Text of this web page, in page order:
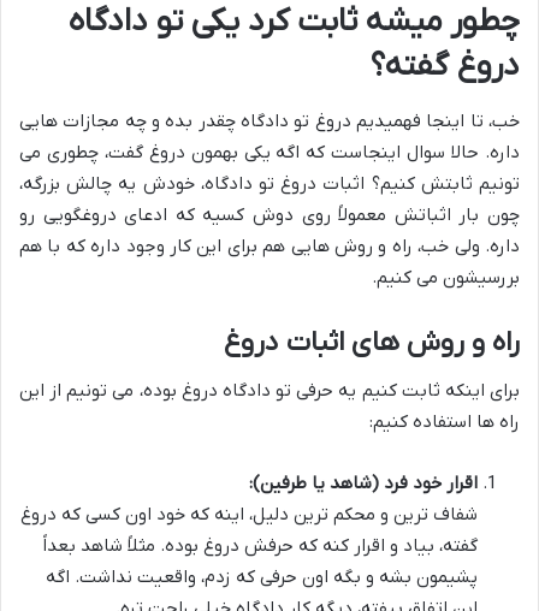
چطور میشه ثابت کرد یکی تو دادگاه
دروغ گفته؟
خب، تا اینجا فهمیدیم دروغ تو دادگاه چقدر بده و چه مجازات هایی
داره. حالا سوال اینجاست که اگه یکی بهمون دروغ گفت، چطوری می
تونیم ثابتش کنیم؟ اثبات دروغ تو دادگاه، خودش یه چالش بزرگه،
چون بار اثباتش معمولاً روی دوش کسیه که ادعای دروغگویی رو
داره. ولی خب، راه و روش هایی هم برای این کار وجود داره که با هم
بررسیشون می کنیم.
راه و روش های اثبات دروغ
برای اینکه ثابت کنیم یه حرفی تو دادگاه دروغ بوده، می تونیم از این
راه ها استفاده کنیم:
اقرار خود فرد (شاهد یا طرفین):
شفاف ترین و محکم ترین دلیل، اینه که خود اون کسی که دروغ
گفته، بیاد و اقرار کنه که حرفش دروغ بوده. مثلاً شاهد بعداً
پشیمون بشه و بگه اون حرفی که زدم، واقعیت نداشت. اگه